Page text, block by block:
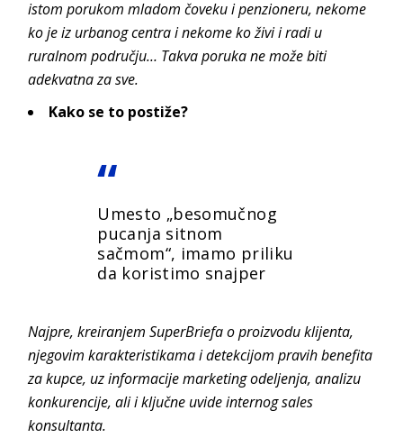
istom porukom mladom čoveku i penzioneru, nekome
ko je iz urbanog centra i nekome ko živi i radi u
ruralnom području… Takva poruka ne može biti
adekvatna za sve.
Kako se to postiže?
Umesto „besomučnog
pucanja sitnom
sačmom“, imamo priliku
da koristimo snajper
Najpre, kreiranjem SuperBriefa o proizvodu klijenta,
njegovim karakteristikama i detekcijom pravih benefita
za kupce, uz informacije marketing odeljenja, analizu
konkurencije, ali i ključne uvide internog sales
konsultanta.